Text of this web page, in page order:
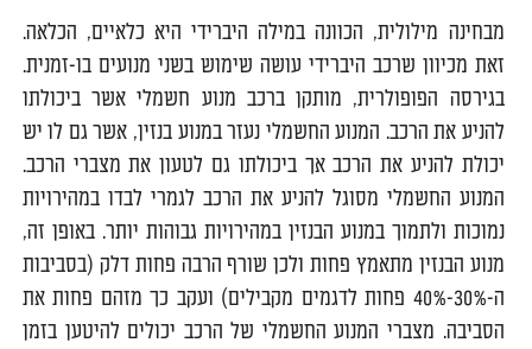
מבחינה מילולית, הכוונה במילה היברידי היא כלאיים, הכלאה.
זאת מכיוון שרכב היברידי עושה שימוש בשני מנועים בו-זמנית.
בגירסה הפופולרית, מותקן ברכב מנוע חשמלי אשר ביכולתו
להניע את הרכב. המנוע החשמלי נעזר במנוע בנזין, אשר גם לו יש
יכולת להניע את הרכב אך ביכולתו גם לטעון את מצברי הרכב.
המנוע החשמלי מסוגל להניע את הרכב לגמרי לבדו במהירויות
נמוכות ולתמוך במנוע הבנזין במהירויות גבוהות יותר. באופן זה,
מנוע הבנזין מתאמץ פחות ולכן שורף הרבה פחות דלק (בסביבות
ה-30%-40% פחות לדגמים מקבילים) ועקב כך מזהם פחות את
הסביבה. מצברי המנוע החשמלי של הרכב יכולים להיטען בזמן